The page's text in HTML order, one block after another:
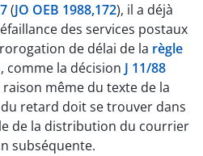
(JO OEB 1988,172), il a déjà
des services postaux
de délai de la règle
comme la décision J 11/88
même du texte de la
retard doit se trouver dans
de la distribution du courrier
subséquente.